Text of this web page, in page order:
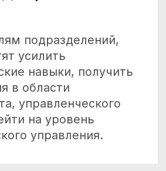
управляют
задач, но хотят
управление:
формируется
решения